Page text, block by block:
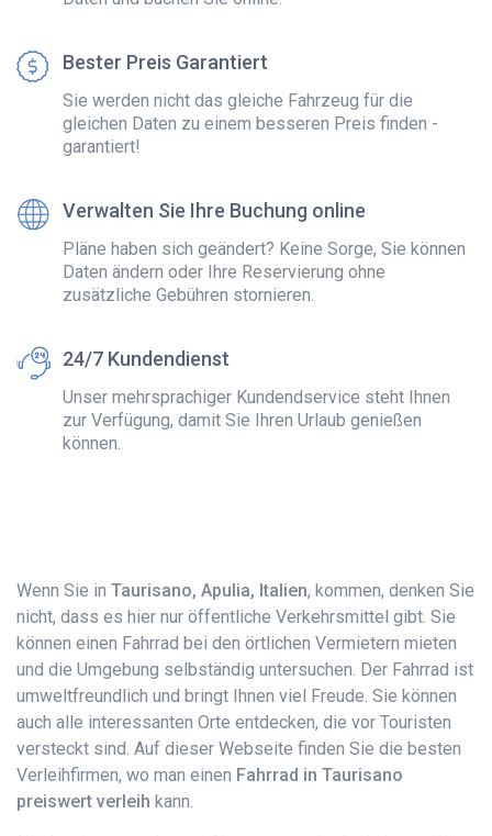
Bester Preis Garantiert
Sie werden nicht das gleiche Fahrzeug für die
gleichen Daten zu einem besseren Preis finden -
garantiert!
Verwalten Sie Ihre Buchung online
Pläne haben sich geändert? Keine Sorge, Sie können
Daten ändern oder Ihre Reservierung ohne
zusätzliche Gebühren stornieren.
24/7 Kundendienst
Unser mehrsprachiger Kundendservice steht Ihnen
zur Verfügung, damit Sie Ihren Urlaub genießen
können.
Wenn Sie in Taurisano, Apulia, Italien, kommen, denken Sie
nicht, dass es hier nur öffentliche Verkehrsmittel gibt. Sie
können einen Fahrrad bei den örtlichen Vermietern mieten
und die Umgebung selbständig untersuchen. Der Fahrrad ist
umweltfreundlich und bringt Ihnen viel Freude. Sie können
auch alle interessanten Orte entdecken, die vor Touristen
versteckt sind. Auf dieser Webseite finden Sie die besten
Verleihfirmen, wo man einen Fahrrad​ in Taurisano
preiswert verleih kann.